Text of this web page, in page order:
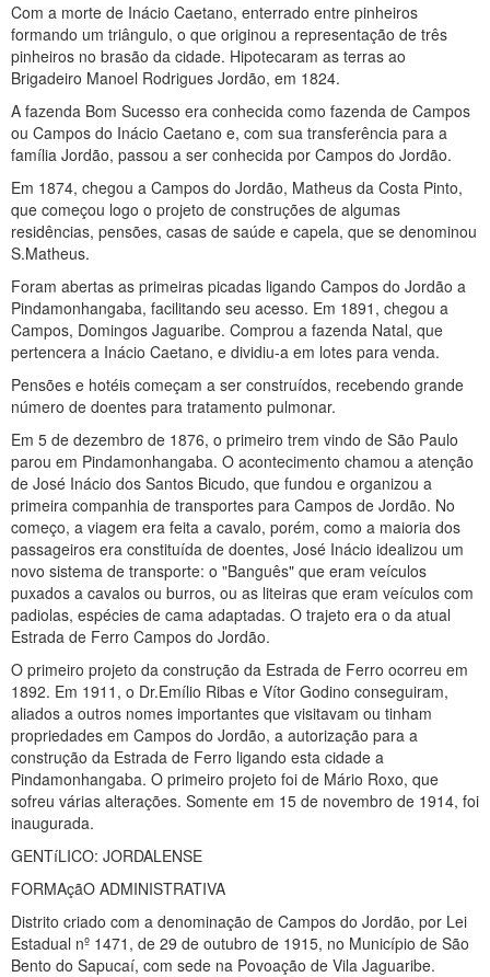
Com a morte de Inácio Caetano, enterrado entre pinheiros
formando um triângulo, o que originou a representação de três
pinheiros no brasão da cidade. Hipotecaram as terras ao
Brigadeiro Manoel Rodrigues Jordão, em 1824.
A fazenda Bom Sucesso era conhecida como fazenda de Campos
ou Campos do Inácio Caetano e, com sua transferência para a
família Jordão, passou a ser conhecida por Campos do Jordão.
Em 1874, chegou a Campos do Jordão, Matheus da Costa Pinto,
que começou logo o projeto de construções de algumas
residências, pensões, casas de saúde e capela, que se denominou
S.Matheus.
Foram abertas as primeiras picadas ligando Campos do Jordão a
Pindamonhangaba, facilitando seu acesso. Em 1891, chegou a
Campos, Domingos Jaguaribe. Comprou a fazenda Natal, que
pertencera a Inácio Caetano, e dividiu-a em lotes para venda.
Pensões e hotéis começam a ser construídos, recebendo grande
número de doentes para tratamento pulmonar.
Em 5 de dezembro de 1876, o primeiro trem vindo de São Paulo
parou em Pindamonhangaba. O acontecimento chamou a atenção
de José Inácio dos Santos Bicudo, que fundou e organizou a
primeira companhia de transportes para Campos de Jordão. No
começo, a viagem era feita a cavalo, porém, como a maioria dos
passageiros era constituída de doentes, José Inácio idealizou um
novo sistema de transporte: o "Banguês" que eram veículos
puxados a cavalos ou burros, ou as liteiras que eram veículos com
padiolas, espécies de cama adaptadas. O trajeto era o da atual
Estrada de Ferro Campos do Jordão.
O primeiro projeto da construção da Estrada de Ferro ocorreu em
1892. Em 1911, o Dr.Emílio Ribas e Vítor Godino conseguiram,
aliados a outros nomes importantes que visitavam ou tinham
propriedades em Campos do Jordão, a autorização para a
construção da Estrada de Ferro ligando esta cidade a
Pindamonhangaba. O primeiro projeto foi de Mário Roxo, que
sofreu várias alterações. Somente em 15 de novembro de 1914, foi
inaugurada.
GENTíLICO: JORDALENSE
FORMAçãO ADMINISTRATIVA
Distrito criado com a denominação de Campos do Jordão, por Lei
Estadual nº 1471, de 29 de outubro de 1915, no Município de São
Bento do Sapucaí, com sede na Povoação de Vila Jaguaribe.